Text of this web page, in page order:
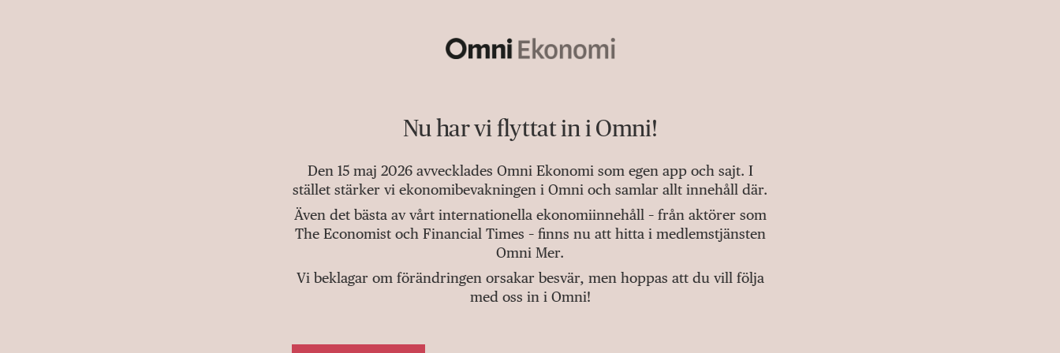
Nu har vi flyttat in i Omni!
Den 15 maj 2026 avvecklades Omni Ekonomi som egen app och sajt. I
stället stärker vi ekonomibevakningen i Omni och samlar allt innehåll där.
Även det bästa av vårt internationella ekonomiinnehåll – från aktörer som
The Economist och Financial Times – finns nu att hitta i medlemstjänsten
Omni Mer.
Vi beklagar om förändringen orsakar besvär, men hoppas att du vill följa
med oss in i Omni!